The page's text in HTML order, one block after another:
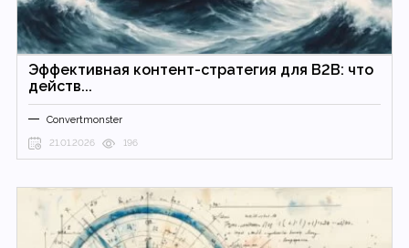
Эффективная контент-стратегия для B2B: что
действ...
Convertmonster
21.01.2026 196